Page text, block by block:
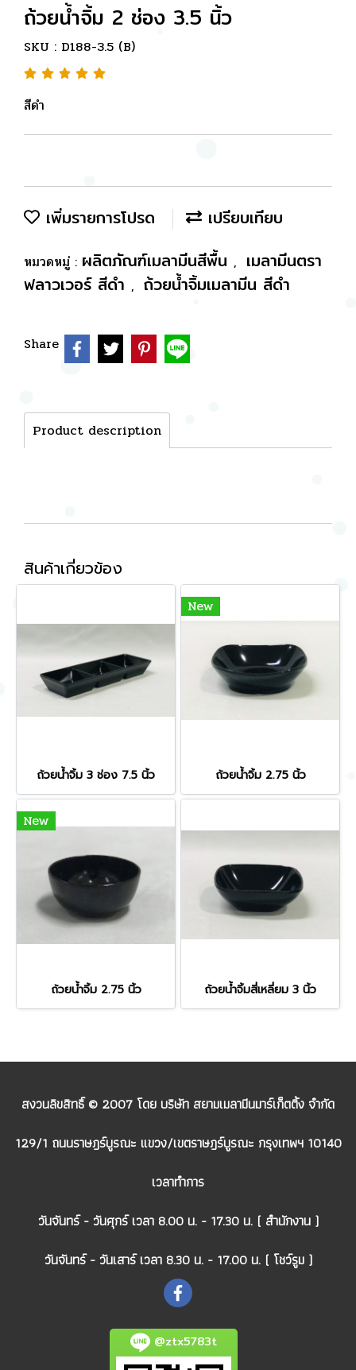
ถ้วยน้ำจิ้ม 2 ช่อง 3.5 นิ้ว
SKU : D188-3.5 (B)
สีดำ
เพิ่มรายการโปรด เปรียบเทียบ
หมวดหมู่ : ผลิตภัณฑ์เมลามีนสีพื้น , เมลามีนตรา
ฟลาวเวอร์ สีดำ , ถ้วยน้ำจิ้มเมลามีน สีดำ
Share
Product description
สินค้าเกี่ยวข้อง
ถ้วยน้ำจิ้ม 3 ช่อง 7.5 นิ้ว
New
ถ้วยน้ำจิ้ม 2.75 นิ้ว
New
ถ้วยน้ำจิ้ม 2.75 นิ้ว ถ้วยน้ำจิ้มสี่เหลี่ยม 3 นิ้ว
สงวนลิขสิทธิ์ © 2007 โดย บริษัท สยามเมลามีนมาร์เก็ตติ้ง จำกัด
129/1 ถนนราษฎร์บูรณะ แขวง/เขตราษฎร์บูรณะ กรุงเทพฯ 10140
เวลาทำการ
วันจันทร์ - วันศุกร์ เวลา 8.00 น. - 17.30 น. ( สำนักงาน )
วันจันทร์ - วันเสาร์ เวลา 8.30 น. - 17.00 น. ( โชว์รูม )
@ztx5783t